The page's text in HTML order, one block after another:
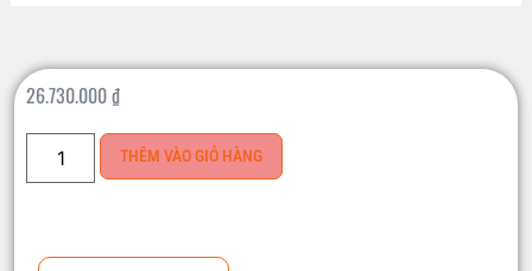
26.730.000₫
THÊM VÀO GIỎ HÀNG